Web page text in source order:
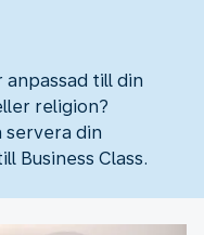
anpassad till din
religion?
din
Business Class.